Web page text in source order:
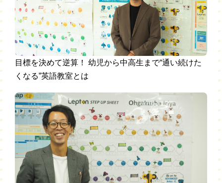
目標を決めて逆算！ 幼児から中高生まで“通い続けた
くなる”英語教室とは